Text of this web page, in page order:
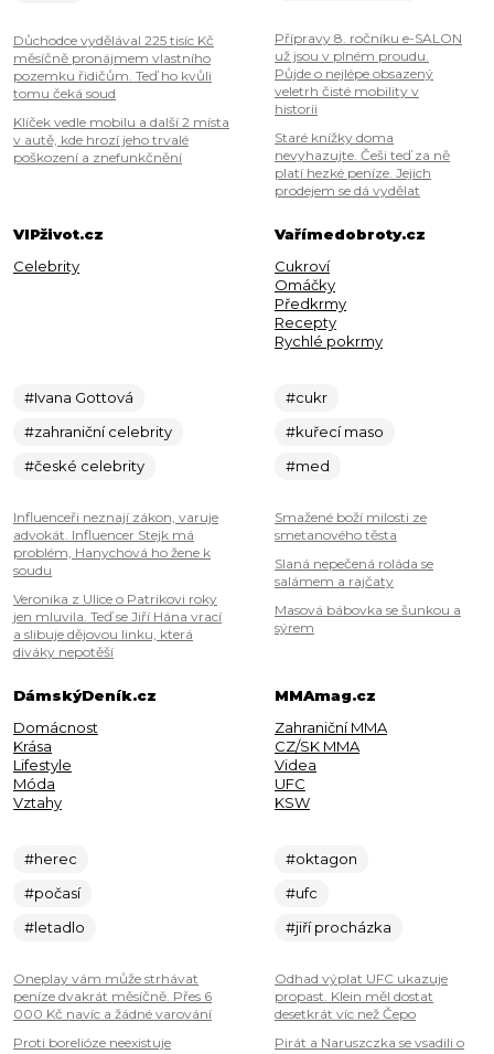
Důchodce vydělával 225 tisíc Kč
měsíčně pronájmem vlastního
pozemku řidičům. Teď ho kvůli
tomu čeká soud
Klíček vedle mobilu a další 2 místa
v autě, kde hrozí jeho trvalé
poškození a znefunkčnění
Přípravy 8. ročníku e-SALON
už jsou v plném proudu.
Půjde o nejlépe obsazený
veletrh čisté mobility v
historii
Staré knížky doma
nevyhazujte. Češi teď za ně
platí hezké peníze. Jejich
prodejem se dá vydělat
VIPživot.cz
Celebrity
#Ivana Gottová
#zahraniční celebrity
#české celebrity
Influenceři neznají zákon, varuje
advokát. Influencer Stejk má
problém, Hanychová ho žene k
soudu
Veronika z Ulice o Patrikovi roky
jen mluvila. Teď se Jiří Hána vrací
a slibuje dějovou linku, která
diváky nepotěší
Vařímedobroty.cz
Cukroví
Omáčky
Předkrmy
Recepty
Rychlé pokrmy
#cukr
#kuřecí maso
#med
Smažené boží milosti ze
smetanového těsta
Slaná nepečená roláda se
salámem a rajčaty
Masová bábovka se šunkou a
sýrem
DámskýDeník.cz
Domácnost
Krása
Lifestyle
Móda
Vztahy
#herec
#počasí
#letadlo
Oneplay vám může strhávat
peníze dvakrát měsíčně. Přes 6
000 Kč navíc a žádné varování
Proti borelióze neexistuje
MMAmag.cz
Zahraniční MMA
CZ/SK MMA
Videa
UFC
KSW
#oktagon
#ufc
#jiří procházka
Odhad výplat UFC ukazuje
propast. Klein měl dostat
desetkrát víc než Čepo
Pirát a Naruszczka se vsadili o